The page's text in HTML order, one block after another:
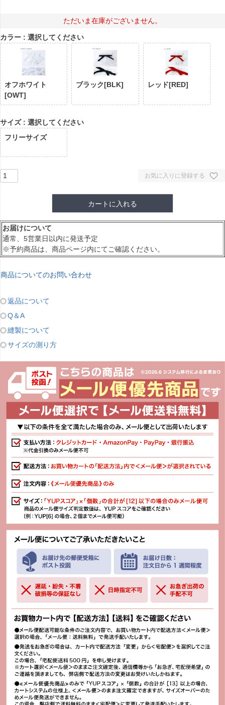
ただいま在庫がございません。
カラー 選択してください
オフホワイト
[OWT]
ブラック[BLK] レッド[RED]
サイズ
選択してください
フリーサイズ
お気に入りに登録する
カートに入れる
お届けについて
通常、5営業日以内に発送予定
※予約商品は、商品ページ内にてご確認ください。
商品についてのお問い合わせ
返品について
Q＆A
縫製について
サイズの測り方